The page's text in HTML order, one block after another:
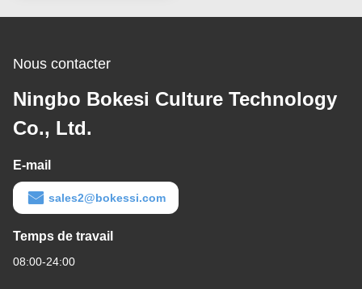
Nous contacter
Ningbo Bokesi Culture Technology
Co., Ltd.
E-mail
sales2@bokessi.com
Temps de travail
08:00-24:00